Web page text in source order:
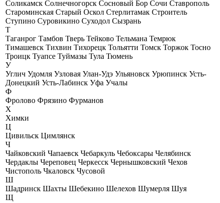
Соликамск Солнечногорск Сосновый Бор Сочи Ставрополь
Староминская Старый Оскол Стерлитамак Строитель
Ступино Суровикино Суходол Сызрань
Т
Таганрог Тамбов Тверь Тейково Тельмана Темрюк
Тимашевск Тихвин Тихорецк Тольятти Томск Торжок Тосно
Троицк Туапсе Туймазы Тула Тюмень
У
Углич Удомля Узловая Улан-Удэ Ульяновск Урюпинск Усть-
Донецкий Усть-Лабинск Уфа Учалы
Ф
Фролово Фрязино Фурманов
Х
Химки
Ц
Цивильск Цимлянск
Ч
Чайковский Чапаевск Чебаркуль Чебоксары Челябинск
Чердаклы Череповец Черкесск Чернышковский Чехов
Чистополь Чкаловск Чусовой
Ш
Шадринск Шахты Шебекино Шелехов Шумерля Шуя
Щ